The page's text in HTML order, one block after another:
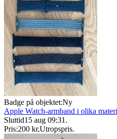
Badge på objektet:Ny
Apple Watch-armband i olika
Sluttid15 aug 09:31 .
Pris:200 kr,Utropspris.